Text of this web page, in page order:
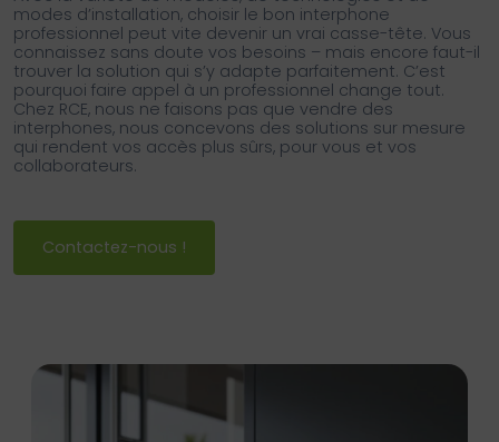
modes d’installation, choisir le bon interphone
professionnel peut vite devenir un vrai casse-tête. Vous
connaissez sans doute vos besoins – mais encore faut-il
trouver la solution qui s’y adapte parfaitement. C’est
pourquoi faire appel à un professionnel change tout.
Chez RCE, nous ne faisons pas que vendre des
interphones, nous concevons des solutions sur mesure
qui rendent vos accès plus sûrs, pour vous et vos
collaborateurs.
Contactez-nous !